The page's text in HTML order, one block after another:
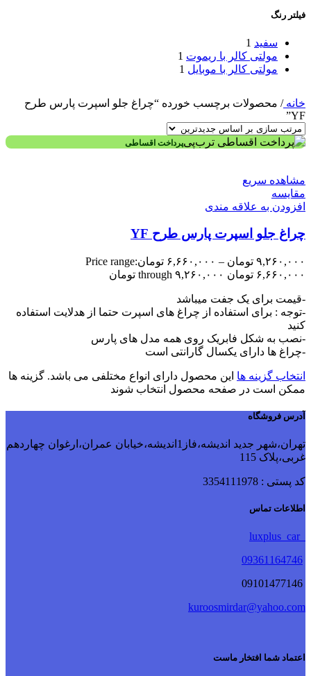
فیلتر رنگ
سفید 1
مولتی کالر با ریموت 1
مولتی کالر با موبایل 1
خانه/ محصولات برچسب خورده “چراغ جلو اسپرت پارس طرح
YF”
پرداخت اقساطی
مشاهده سریع
مقایسه
افزودن به علاقه مندی
چراغ جلو اسپرت پارس طرح YF
۹,۲۶۰,۰۰۰ تومان – ۶,۶۶۰,۰۰۰ تومانPrice range:
۶,۶۶۰,۰۰۰ تومان through ۹,۲۶۰,۰۰۰ تومان
-قیمت برای یک جفت میباشد
-توجه : برای استفاده از چراغ های اسپرت حتما از هدلایت استفاده
کنید
-نصب به شکل فابریک روی همه مدل های پارس
-چراغ ها دارای یکسال گارانتی است
انتخاب گزینه ها این محصول دارای انواع مختلفی می باشد. گزینه ها
ممکن است در صفحه محصول انتخاب شوند
آدرس فروشگاه
تهران،شهر جدید اندیشه،فاز1اندیشه،خیابان عمران،ارغوان چهاردهم
غربی،پلاک 115
کد پستی : 3354111978
اطلاعات تماس
09361164746
kuroosmirdar@yahoo.com
اعتماد شما افتخار ماست